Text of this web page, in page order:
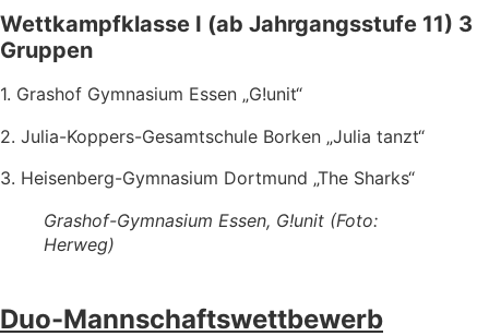
Wettkampfklasse I (ab Jahrgangsstufe 11) 3
Gruppen
1. Grashof Gymnasium Essen „G!unit“
2. Julia-Koppers-Gesamtschule Borken „Julia tanzt“
3. Heisenberg-Gymnasium Dortmund „The Sharks“
Grashof-Gymnasium Essen, G!unit (Foto:
Herweg)
Duo-Mannschaftswettbewerb